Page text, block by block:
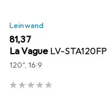
Leinwand
EUR
81,37
La Vague LV-STA120FP
120", 16:9